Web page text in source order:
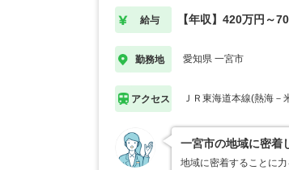
給与 【年収】420万円～
勤務地 愛知県 一宮市
アクセス ＪＲ東海道本線(熱海－
一宮市の地域に密着
地域に密着することに